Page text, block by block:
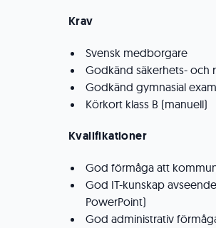
Krav
Svensk medborgare
Godkänd säkerhets- och
Godkänd gymnasial
Körkort klass B (manuell)
Kvalifikationer
God förmåga att
God IT-kunskap
PowerPoint)
God administrativ